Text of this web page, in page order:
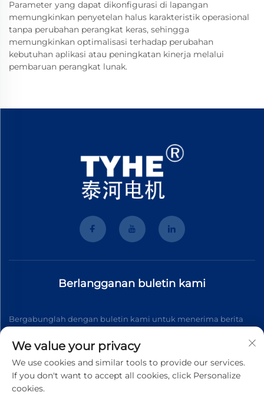
Parameter yang dapat dikonfigurasi di lapangan
memungkinkan penyetelan halus karakteristik operasional
tanpa perubahan perangkat keras, sehingga
memungkinkan optimalisasi terhadap perubahan
kebutuhan aplikasi atau peningkatan kinerja melalui
pembaruan perangkat lunak.
Berlangganan buletin kami
Bergabunglah dengan buletin kami untuk menerima berita
Berlangganan
We value your privacy
We use cookies and similar tools to provide our services.
If you don't want to accept all cookies, click Personalize
cookies.